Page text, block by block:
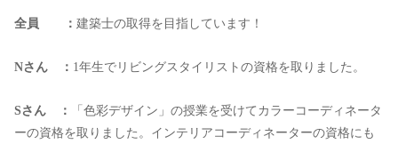
全員 ： 建築士の取得を目指しています！
Nさん ： 1年生でリビングスタイリストの資格を取りました。
Sさん ：
「色彩デザイン」の授業を受けてカラーコーディネータ
ーの資格を取りました。インテリアコーディネーターの資格にも